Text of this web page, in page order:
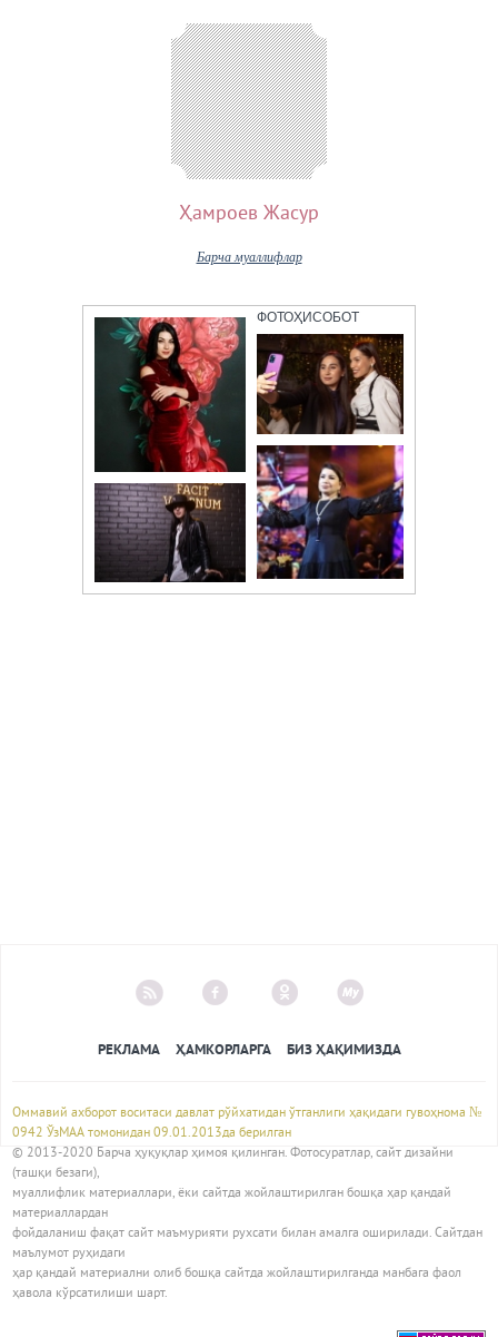
Ҳамроев Жасур
Барча муаллифлар
ФОТОҲИСОБОТ
РЕКЛАМА ҲАМКОРЛАРГА БИЗ ҲАҚИМИЗДА
Оммавий ахборот воситаси давлат рўйхатидан ўтганлиги ҳақидаги гувоҳнома №
0942 ЎзМАА томонидан 09.01.2013да берилган
© 2013-2020 Барча ҳуқуқлар ҳимоя қилинган. Фотосуратлар, сайт дизайни
(ташқи безаги),
муаллифлик материаллари, ёки сайтда жойлаштирилган бошқа ҳар қандай
материаллардан
фойдаланиш фақат сайт маъмурияти рухсати билан амалга оширилади. Сайтдан
маълумот руҳидаги
ҳар қандай материални олиб бошқа сайтда жойлаштирилганда манбага фаол
ҳавола кўрсатилиши шарт.